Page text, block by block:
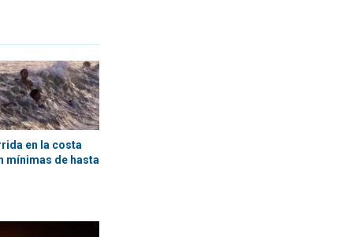
en la costa
mínimas de hasta